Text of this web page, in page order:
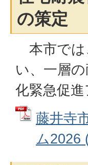
の策定
本市では
い、一層
化緊急促
藤井寺
ム2026